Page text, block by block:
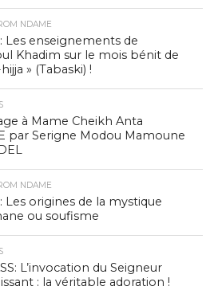
NDAME
Les enseignements de
Khadim sur le mois bénit de
» (Tabaski) !
à Mame Cheikh Anta
par Serigne Modou Mamoune
NDAME
Les origines de la mystique
ou soufisme
L’invocation du Seigneur
: la véritable adoration !